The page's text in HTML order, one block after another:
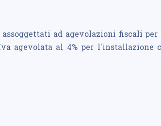
ad agevolazioni fiscali
agevolata al 4% per l'installazione